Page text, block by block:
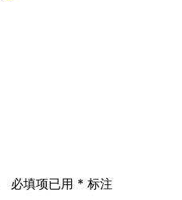
必填项已用 * 标注